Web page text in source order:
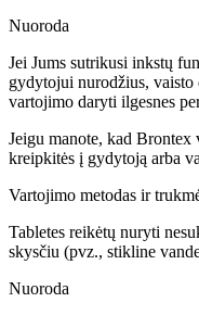
Nuoroda
Jei Jums sutrikusi inkstų
gydytojui nurodžius, vaisto
vartojimo daryti ilgesnes
Jeigu manote, kad Brontex
kreipkitės į gydytoją arba
Vartojimo metodas ir
Tabletes reikėtų nuryti
skysčiu (pvz., stikline
Nuoroda